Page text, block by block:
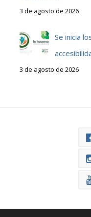
3 de agosto de 2026
Se inicia
3 de agosto de 2026